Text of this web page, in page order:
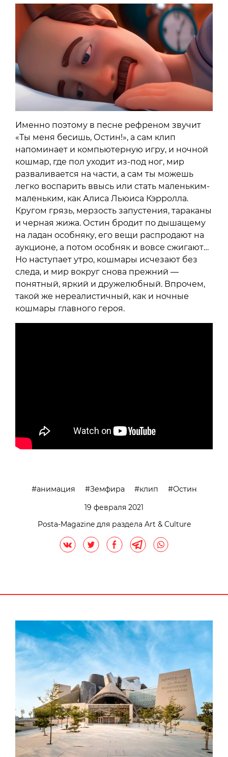
Именно поэтому в песне рефреном звучит
«Ты меня бесишь, Остин!», а сам клип
напоминает и компьютерную игру, и ночной
кошмар, где пол уходит из-под ног, мир
разваливается на части, а сам ты можешь
легко воспарить ввысь или стать маленьким-
маленьким, как Алиса Льюиса Кэрролла.
Кругом грязь, мерзость запустения, тараканы
и черная жижа. Остин бродит по дышащему
на ладан особняку, его вещи распродают на
аукционе, а потом особняк и вовсе сжигают…
Но наступает утро, кошмары исчезают без
следа, и мир вокруг снова прежний —
понятный, яркий и дружелюбный. Впрочем,
такой же нереалистичный, как и ночные
кошмары главного героя.
анимация Земфира клип
Остин
19 февраля 2021
Posta-Magazine для раздела Art & Culture